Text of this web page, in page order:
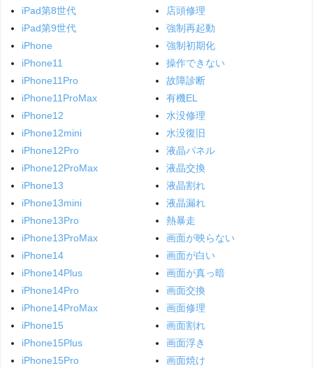
iPad第8世代
iPad第9世代
iPhone
iPhone11
iPhone11Pro
iPhone11ProMax
iPhone12
iPhone12mini
iPhone12Pro
iPhone12ProMax
iPhone13
iPhone13mini
iPhone13Pro
iPhone13ProMax
iPhone14
iPhone14Plus
iPhone14Pro
iPhone14ProMax
iPhone15
iPhone15Plus
iPhone15Pro
店頭修理
強制再起動
強制初期化
操作できない
故障診断
有機EL
水没修理
水没復旧
液晶パネル
液晶交換
液晶割れ
液晶漏れ
熱暴走
画面が映らない
画面が白い
画面が真っ暗
画面交換
画面修理
画面割れ
画面浮き
画面焼け